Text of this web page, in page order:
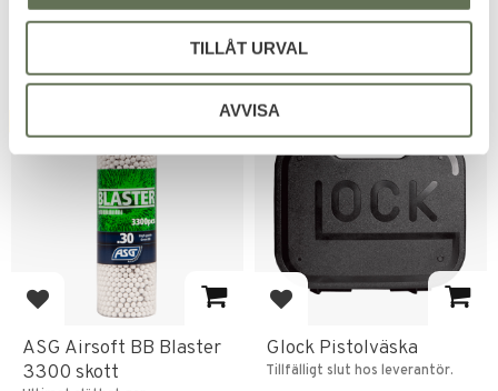
TILLÅT URVAL
AVVISA
Add to favorites
ASG Airsoft BB Blaster
3300 skott
Add to favorites
Glock Pistolväska
Tillfälligt slut hos leverantör.